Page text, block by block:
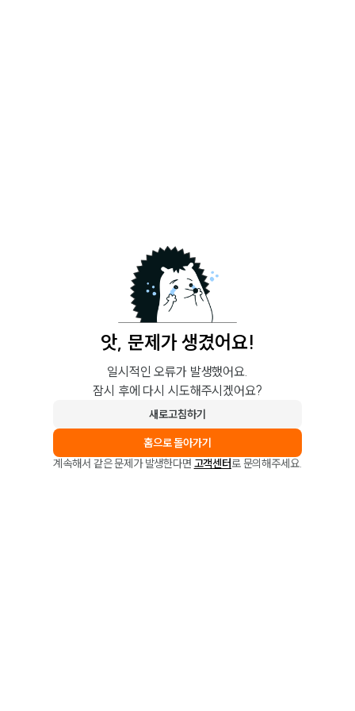
앗, 문제가 생겼어요!
일시적인 오류가 발생했어요.
잠시 후에 다시 시도해주시겠어요?
새로고침하기
홈으로 돌아가기
계속해서 같은 문제가 발생한다면 고객센터로 문의해주세요.